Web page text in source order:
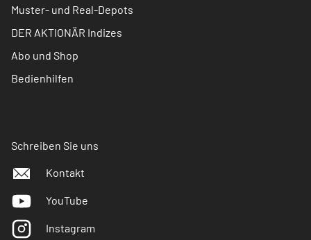
Muster- und Real-Depots
DER AKTIONÄR Indizes
Abo und Shop
Bedienhilfen
Schreiben Sie uns
Kontakt
YouTube
Instagram